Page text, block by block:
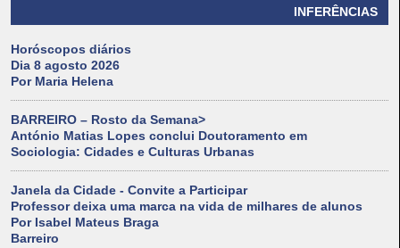
INFERÊNCIAS
Horóscopos diários
Dia 8 agosto 2026
Por Maria Helena
BARREIRO – Rosto da Semana>
António Matias Lopes conclui Doutoramento em
Sociologia: Cidades e Culturas Urbanas
Janela da Cidade - Convite a Participar
Professor deixa uma marca na vida de milhares de alunos
Por Isabel Mateus Braga
Barreiro